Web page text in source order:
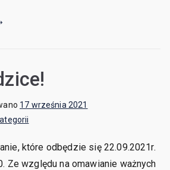
17 września 2021
które odbędzie się 22.09.2021r.
Ze względu na omawianie ważnych